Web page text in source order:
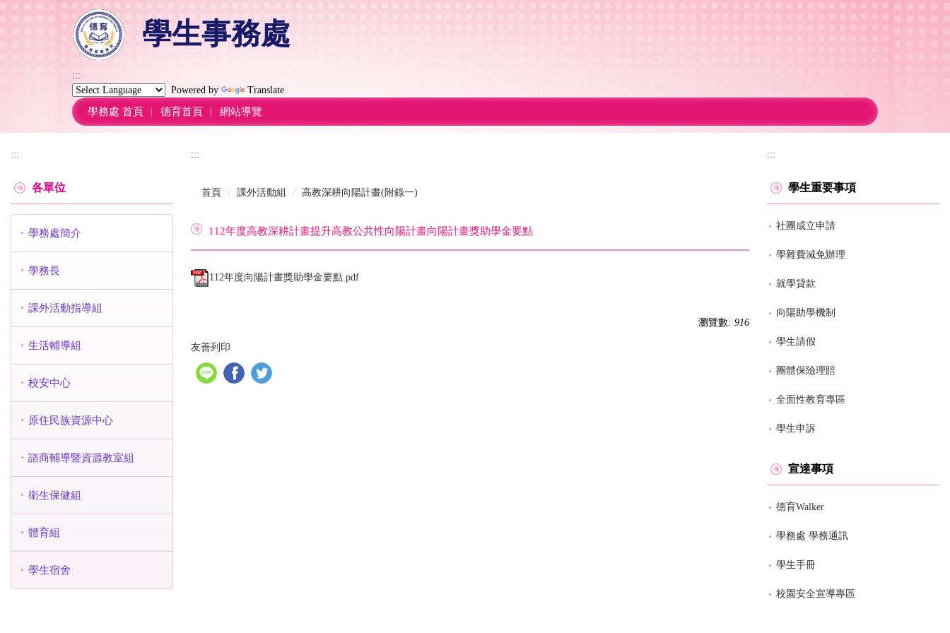
學生事務處
:::
Powered by
Translate
學務處 首頁 德育首頁 網站導覽
:::
各單位
學務處簡介
學務長
課外活動指導組
生活輔導組
校安中心
原住民族資源中心
諮商輔導暨資源教室組
衛生保健組
體育組
學生宿舍
:::
首頁 課外活動組 高教深耕向陽計畫(附錄一)
112年度高教深耕計畫提升高教公共性向陽計畫向陽計畫獎助學金要點
112年度向陽計畫獎助學金要點.pdf
瀏覽數: 916
友善列印
:::
學生重要事項
社團成立申請
學雜費減免辦理
就學貸款
向陽助學機制
學生請假
團體保險理賠
全面性教育專區
學生申訴
宣達事項
德育Walker
學務處 學務通訊
學生手冊
校園安全宣導專區